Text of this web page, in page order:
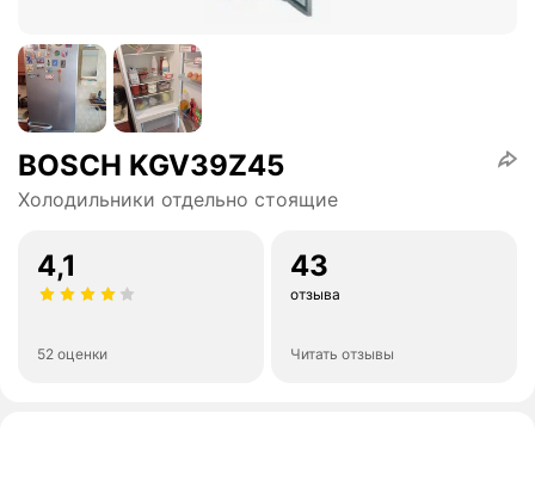
BOSCH KGV39Z45
Холодильники отдельно стоящие
4,1
52 оценки
43
отзыва
Читать отзывы